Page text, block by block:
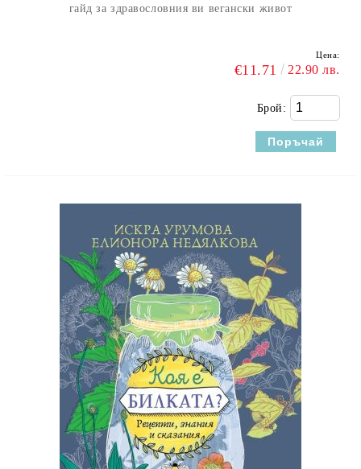
гайд за здравословния ви вегански живот
Цена:
€11.71 22.90 лв.
Брой: